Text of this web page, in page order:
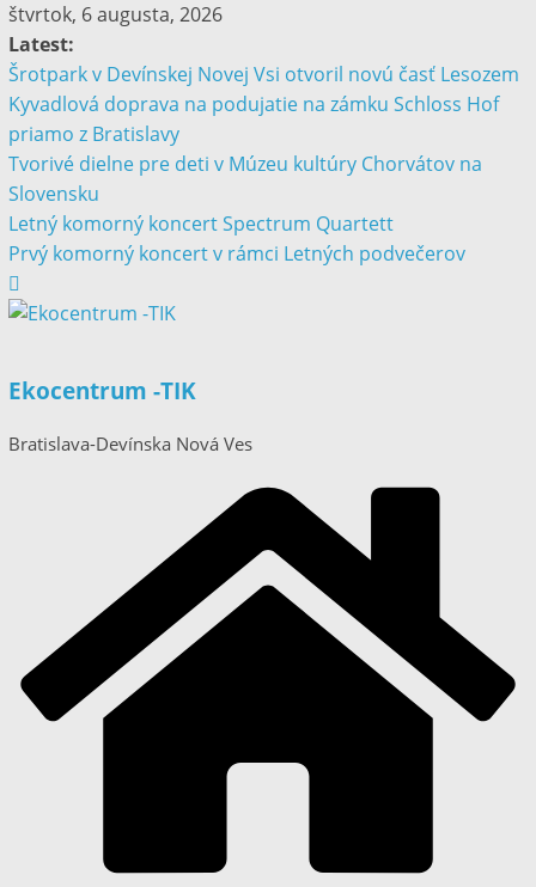
štvrtok, 6 augusta, 2026
Latest:
Šrotpark v Devínskej Novej Vsi otvoril novú časť Lesozem
Kyvadlová doprava na podujatie na zámku Schloss Hof
priamo z Bratislavy
Tvorivé dielne pre deti v Múzeu kultúry Chorvátov na
Slovensku
Letný komorný koncert Spectrum Quartett
Prvý komorný koncert v rámci Letných podvečerov
Ekocentrum -TIK
Bratislava-Devínska Nová Ves